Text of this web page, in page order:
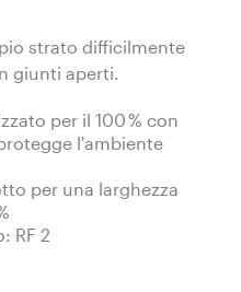
strato difficilmente
giunti aperti.
per il 100 % con
l'ambiente
per una larghezza
RF 2